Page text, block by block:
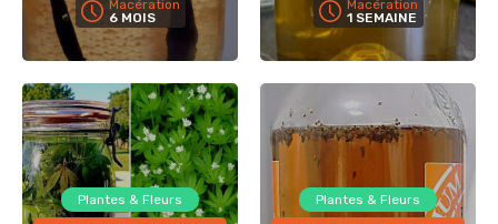
Macération
6 MOIS
Macération
1 SEMAINE
Plantes & Fleurs Plantes & Fleurs